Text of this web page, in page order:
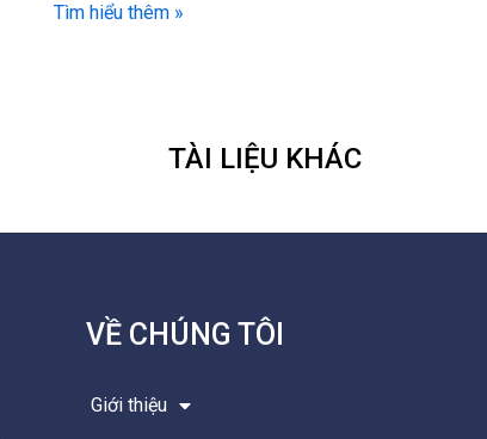
Tìm hiểu thêm »
TÀI LIỆU KHÁC
VỀ CHÚNG TÔI
Giới thiệu